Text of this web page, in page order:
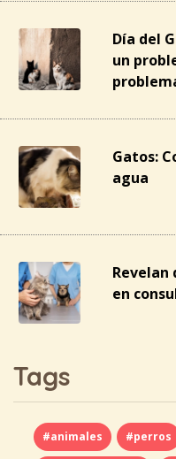
Día del
un
Gatos:
agua
Revelan
en
Tags
#animales #perros